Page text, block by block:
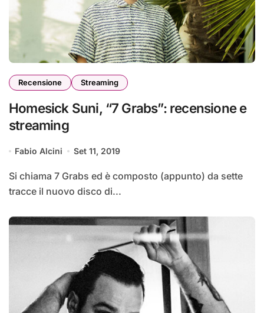
Recensione Streaming
Homesick Suni, “7 Grabs”: recensione e
streaming
Fabio Alcini Set 11, 2019
Si chiama 7 Grabs ed è composto (appunto) da sette
tracce il nuovo disco di...